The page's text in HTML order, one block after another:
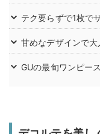
テク要らずで1枚で
甘めなデザインで
GUの最旬ワンピー